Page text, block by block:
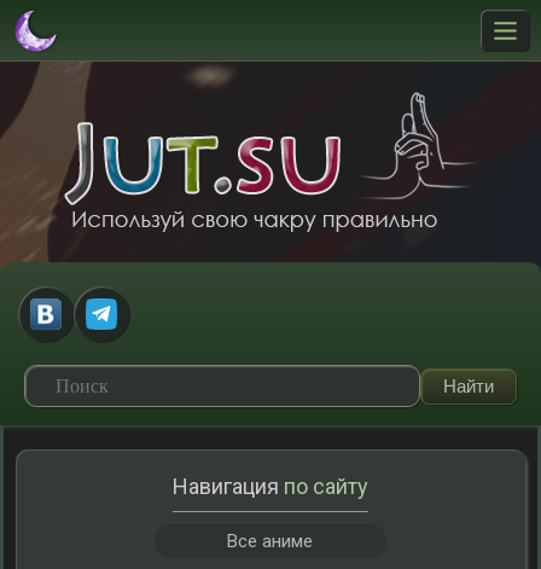
Навигация по сайту
Все аниме